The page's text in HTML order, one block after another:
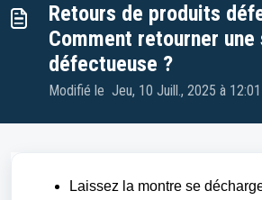
Retours de produits
Comment retourner
défectueuse ?
Modifié le Jeu, 10 Juill., 2025 à
Laissez la montre se